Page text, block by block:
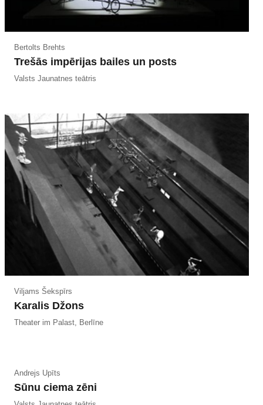
Bertolts Brehts
Trešās impērijas bailes un posts
Valsts Jaunatnes teātris
Viljams Šekspīrs
Karalis Džons
Theater im Palast, Berlīne
Andrejs Upīts
Sūnu ciema zēni